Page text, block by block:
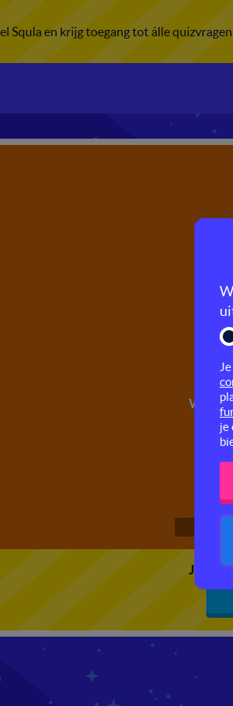
Squla en krijg toegang tot álle
Wat is
wat
Je kunt
je